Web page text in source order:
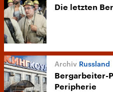
Die letzten
Russland
Bergarbeiter-
Peripherie